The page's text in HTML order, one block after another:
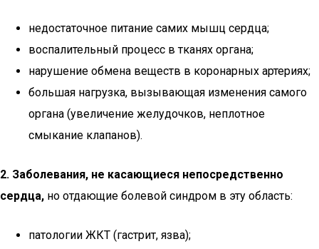
недостаточное питание самих мышц сердца;
воспалительный процесс в тканях органа;
нарушение обмена веществ в коронарных артериях;
большая нагрузка, вызывающая изменения самого
органа (увеличение желудочков, неплотное
смыкание клапанов).
2. Заболевания, не касающиеся непосредственно
сердца, но отдающие болевой синдром в эту область:
патологии ЖКТ (гастрит, язва);